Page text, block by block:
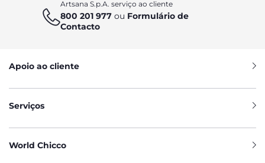
Artsana S.p.A. serviço ao cliente
800 201 977 ou Formulário de
Contacto
Apoio ao cliente
Serviços
World Chicco